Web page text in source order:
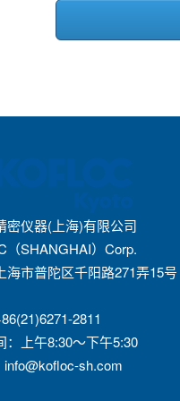
密仪器(上海)有限公司
（SHANGHAI）Corp.
海市普陀区千阳路271弄15号
2811
：上午8:30～下午5:30
info@kofloc-sh.com